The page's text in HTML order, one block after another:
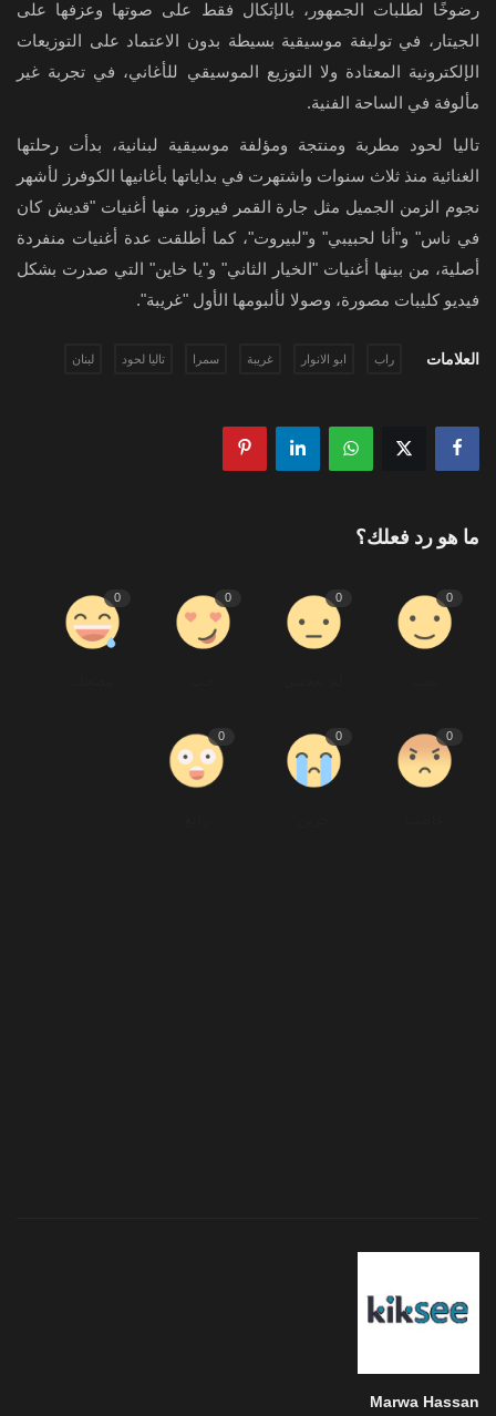
رضوخًا لطلبات الجمهور، بالإتكال فقط على صوتها وعزفها على
الجيتار، في توليفة موسيقية بسيطة بدون الاعتماد على التوزيعات
الإلكترونية المعتادة ولا التوزيع الموسيقي للأغاني، في تجربة غير
مألوفة في الساحة الفنية.
تاليا لحود مطربة ومنتجة ومؤلفة موسيقية لبنانية، بدأت رحلتها
الغنائية منذ ثلاث سنوات واشتهرت في بداياتها بأغانيها الكوفرز لأشهر
نجوم الزمن الجميل مثل جارة القمر فيروز، منها أغنيات "قديش كان
في ناس" و"أنا لحبيبي" و"لبيروت"، كما أطلقت عدة أغنيات منفردة
أصلية، من بينها أغنيات "الخيار الثاني" و"يا خاين" التي صدرت بشكل
فيديو كليبات مصورة، وصولا لألبومها الأول "غريبة".
العلامات راب ابو الانوار غريبة سمرا تاليا لحود لبنان
ما هو رد فعلك؟
0
0
0
0
0
0
0
Marwa Hassan